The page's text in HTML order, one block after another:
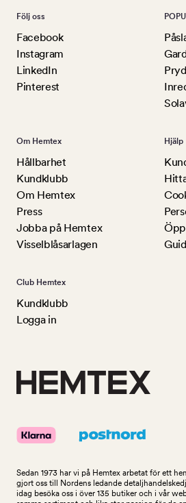
Följ oss
Facebook
Instagram
LinkedIn
Pinterest
Om Hemtex
Hållbarhet
Kundklubb
Om Hemtex
Press
Jobba på Hemtex
Visselblåsarlagen
Hjälp
Club Hemtex
Kundklubb
Logga in
Sedan 1973 har vi på Hemtex arbetat för ett
gjort oss till Nordens ledande
idag besöka oss i över 135 butiker och i vår